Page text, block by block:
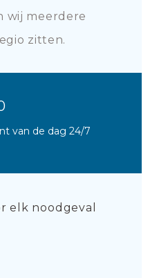
wij meerdere
zitten.
van de dag 24/7
elk noodgeval